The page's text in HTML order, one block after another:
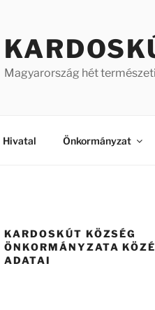
Magyarország hét
Hivatal Önkormányzat
KARDOSKÚT KÖZSÉG
ÖNKORMÁNYZATA
ADATAI